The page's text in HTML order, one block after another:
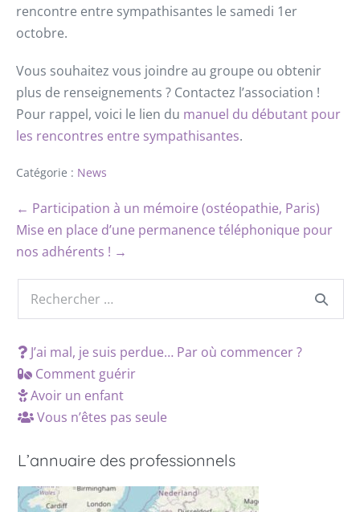
rencontre entre sympathisantes le samedi 1er
octobre.
Vous souhaitez vous joindre au groupe ou obtenir
plus de renseignements ? Contactez l’association !
Pour rappel, voici le lien du manuel du débutant pour
les rencontres entre sympathisantes.
Catégorie : News
← Participation à un mémoire (ostéopathie, Paris)
Mise en place d’une permanence téléphonique pour
nos adhérents ! →
J’ai mal, je suis perdue… Par où commencer ?
Comment guérir
Avoir un enfant
Vous n’êtes pas seule
L’annuaire des professionnels